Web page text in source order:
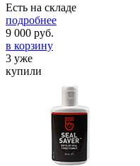
Есть на складе
подробнее
9 000 руб.
в корзину
3 уже
купили